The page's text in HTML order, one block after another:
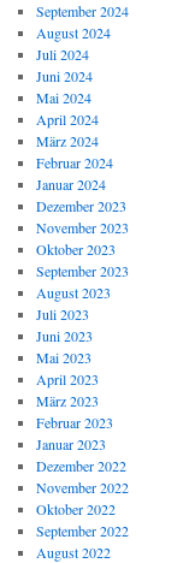
September 2024
August 2024
Juli 2024
Juni 2024
Mai 2024
April 2024
März 2024
Februar 2024
Januar 2024
Dezember 2023
November 2023
Oktober 2023
September 2023
August 2023
Juli 2023
Juni 2023
Mai 2023
April 2023
März 2023
Februar 2023
Januar 2023
Dezember 2022
November 2022
Oktober 2022
September 2022
August 2022